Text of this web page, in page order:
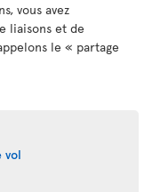
vous avez
liaisons et de
le « partage
vol